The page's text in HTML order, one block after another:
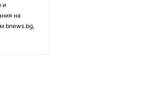
и
на
bnews.bg,